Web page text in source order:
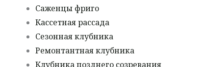
Саженцы фриго
Кассетная рассада
Сезонная клубника
Ремонтантная клубника
Клубника позднего созревания